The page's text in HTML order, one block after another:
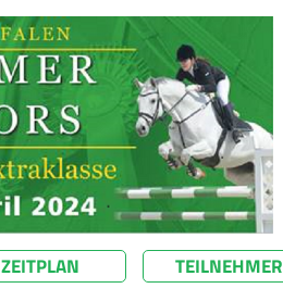
ZEITPLAN TEILNEHMER